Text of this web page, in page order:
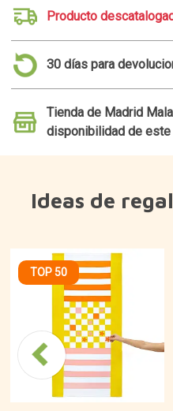
Producto
30 días para
Tienda de Madrid
disponibilidad de este
Ideas de
TOP 50